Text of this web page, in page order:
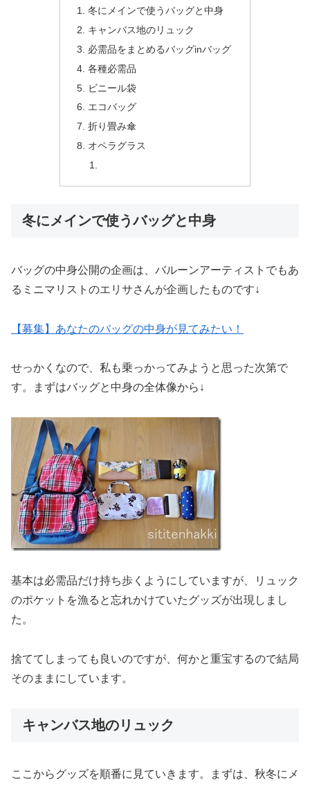
冬にメインで使うバッグと中身
キャンバス地のリュック
必需品をまとめるバッグinバッグ
各種必需品
ビニール袋
エコバッグ
折り畳み傘
オペラグラス
冬にメインで使うバッグと中身
バッグの中身公開の企画は、バルーンアーティストでもあ
るミニマリストのエリサさんが企画したものです↓
【募集】あなたのバッグの中身が見てみたい！
せっかくなので、私も乗っかってみようと思った次第で
す。まずはバッグと中身の全体像から↓
基本は必需品だけ持ち歩くようにしていますが、リュック
のポケットを漁ると忘れかけていたグッズが出現しまし
た。
捨ててしまっても良いのですが、何かと重宝するので結局
そのままにしています。
キャンバス地のリュック
ここからグッズを順番に見ていきます。まずは、秋冬にメ